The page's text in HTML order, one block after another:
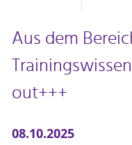
Aus dem
out+++
08.10.2025